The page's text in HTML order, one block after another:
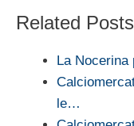
Related
La
le…